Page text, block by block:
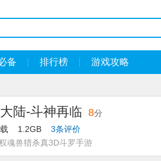
备 排行榜 游戏攻略
陆-斗神再临 8分
1.2GB
3条评价
魂兽猎杀真3D斗罗手游